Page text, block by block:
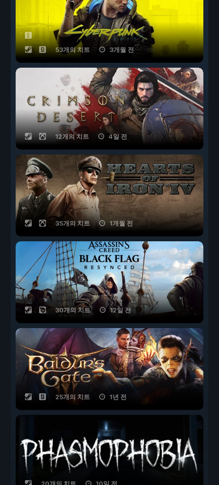
53개의 치트 3개월 전
12개의 치트 4일 전
35개의 치트 1개월 전
30개의 치트 12일 전
25개의 치트 1년 전